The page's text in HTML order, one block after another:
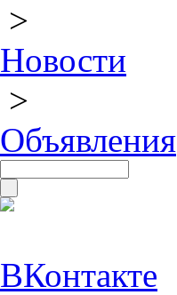
>
Новости
>
Объявления
ВКонтакте